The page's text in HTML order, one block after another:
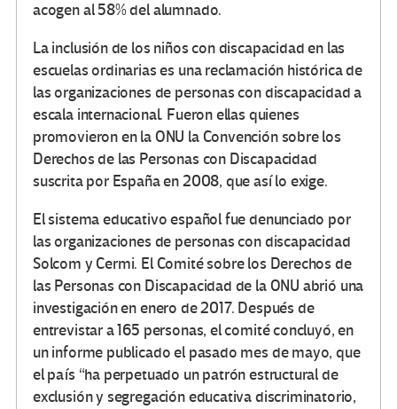
acogen al 58% del alumnado.
La inclusión de los niños con discapacidad en las
escuelas ordinarias es una reclamación histórica de
las organizaciones de personas con discapacidad a
escala internacional. Fueron ellas quienes
promovieron en la ONU la Convención sobre los
Derechos de las Personas con Discapacidad
suscrita por España en 2008, que así lo exige.
El sistema educativo español fue denunciado por
las organizaciones de personas con discapacidad
Solcom y Cermi. El Comité sobre los Derechos de
las Personas con Discapacidad de la ONU abrió una
investigación en enero de 2017. Después de
entrevistar a 165 personas, el comité concluyó, en
un informe publicado el pasado mes de mayo, que
el país “ha perpetuado un patrón estructural de
exclusión y segregación educativa discriminatorio,